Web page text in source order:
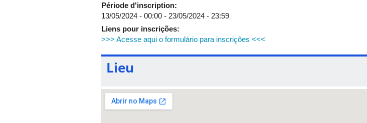
Période d'inscription:
13/05/2024 - 00:00 - 23/05/2024 - 23:59
Liens pour inscrições:
>>> Acesse aqui o formulário para inscrições <<<
Lieu